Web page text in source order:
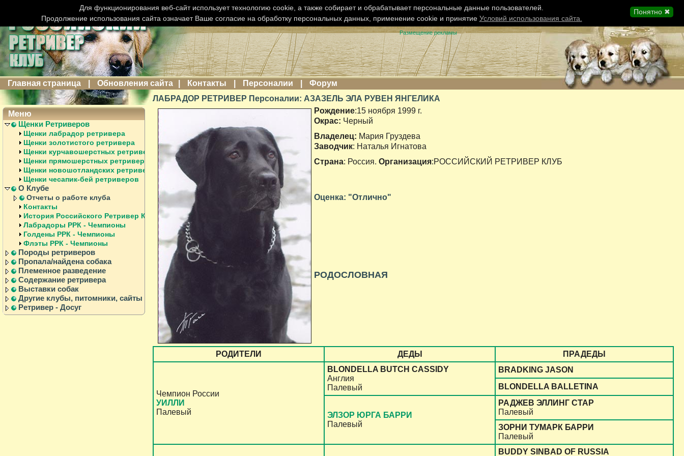
Размещение рекламы
Главная страница Обновления сайта Контакты Персоналии
Форум
ЛАБРАДОР РЕТРИВЕР Персоналии: АЗАЗЕЛЬ ЭЛА РУВЕН ЯНГЕЛИКА
Рождение:15 ноября 1999 г.
Окрас: Черный
Владелец: Мария Груздева
Заводчик: Наталья Игнатова
Страна: Россия. Организация:РОССИЙСКИЙ РЕТРИВЕР КЛУБ
Оценка: "Отлично"
РОДОСЛОВНАЯ
РОДИТЕЛИ ДЕДЫ ПРАДЕДЫ
Чемпион России
УИЛЛИ
Палевый
BLONDELLA BUTCH CASSIDY
Англия
Палевый
BRADKING JASON
BLONDELLA BALLETINA
ЭЛЗОР ЮРГА БАРРИ
Палевый
РАДЖЕВ ЭЛЛИНГ СТАР
Палевый
ЗОРНИ ТУМАРК БАРРИ
Палевый
BUDDY SINBAD OF RUSSIA
Меню
Щенки Ретриверов
Щенки лабрадор ретривера
Щенки золотистого ретривера
Щенки курчавошерстных ретриверов
Щенки прямошерстных ретриверов
Щенки новошотландских ретриверов
Щенки чесапик-бей ретриверов
О Клубе
Отчеты о работе клуба
Контакты
История Российского Ретривер Клуба
Лабрадоры РРК - Чемпионы
Голдены РРК - Чемпионы
Флэты РРК - Чемпионы
Породы ретриверов
Пропала/найдена собака
Племенное разведение
Содержание ретривера
Выставки собак
Другие клубы, питомники, сайты
Ретривер - Досуг
Понятно ✖
Для функционирования веб-сайт использует технологию cookie, а также собирает и обрабатывает персональные данные пользователей.
Продолжение использования сайта означает Ваше согласие на обработку персональных данных, применение cookie и принятие Условий использования сайта.